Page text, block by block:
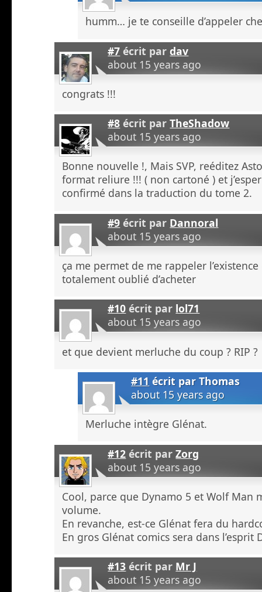
humm… je te conseille d’appeler
#7 écrit pardav
about 15 years ago
congrats !!!
#8 écrit parTheShadow
about 15 years ago
Bonne nouvelle !, Mais SVP, reéditez
format reliure !!! ( non cartoné ) et
confirmé dans la traduction du tome 2.
#9 écrit par Dannoral
about 15 years ago
ça me permet de me rappeler
totalement oublié d’acheter
#10 écrit par lol71
about 15 years ago
et que devient merluche du coup ? RIP ?
#11 écrit parThomas
about 15 years ago
Merluche intègre Glénat.
#12 écrit parZorg
about 15 years ago
Cool, parce que Dynamo 5 et Wolf Man
volume.
En revanche, est-ce Glénat fera du
En gros Glénat comics sera dans l’esprit
#13 écrit par Mr J
about 15 years ago